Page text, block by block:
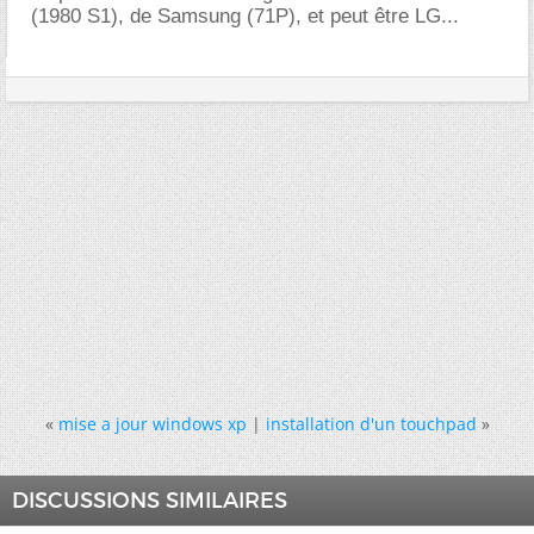
(1980 S1), de Samsung (71P), et peut être LG...
« mise a jour windows xp|installation d'un touchpad »
DISCUSSIONS SIMILAIRES